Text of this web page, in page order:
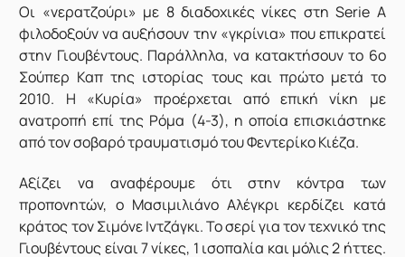
Οι «νερατζούρι» με 8 διαδοχικές νίκες στη Serie A
φιλοδοξούν να αυξήσουν την «γκρίνια» που επικρατεί
στην Γιουβέντους. Παράλληλα, να κατακτήσουν το 6o
Σούπερ Καπ της ιστορίας τους και πρώτο μετά το
2010. Η «Κυρία» προέρχεται από επική νίκη με
ανατροπή επί της Ρόμα (4-3), η οποία επισκιάστηκε
από τον σοβαρό τραυματισμό του Φεντερίκο Κιέζα.
Αξίζει να αναφέρουμε ότι στην κόντρα των
προπονητών, ο Μασιμιλιάνο Αλέγκρι κερδίζει κατά
κράτος τον Σιμόνε Ιντζάγκι. Το σερί για τον τεχνικό της
Γιουβέντους είναι 7 νίκες, 1 ισοπαλία και μόλις 2 ήττες.